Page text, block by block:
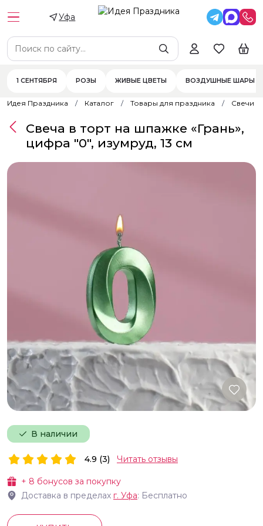
Уфа
1 СЕНТЯБРЯ РОЗЫ ЖИВЫЕ ЦВЕТЫ ВОЗДУШНЫЕ ШАРЫ
Идея Праздника Каталог Товары для праздника Свечи
В наличии
Свеча в торт на шпажке «‎Грань»,
цифра "0", изумруд, 13 см
+ 8 бонусов за покупку
Доставка в пределах г. Уфа: Бесплатно
4.9 (3) Читать отзывы